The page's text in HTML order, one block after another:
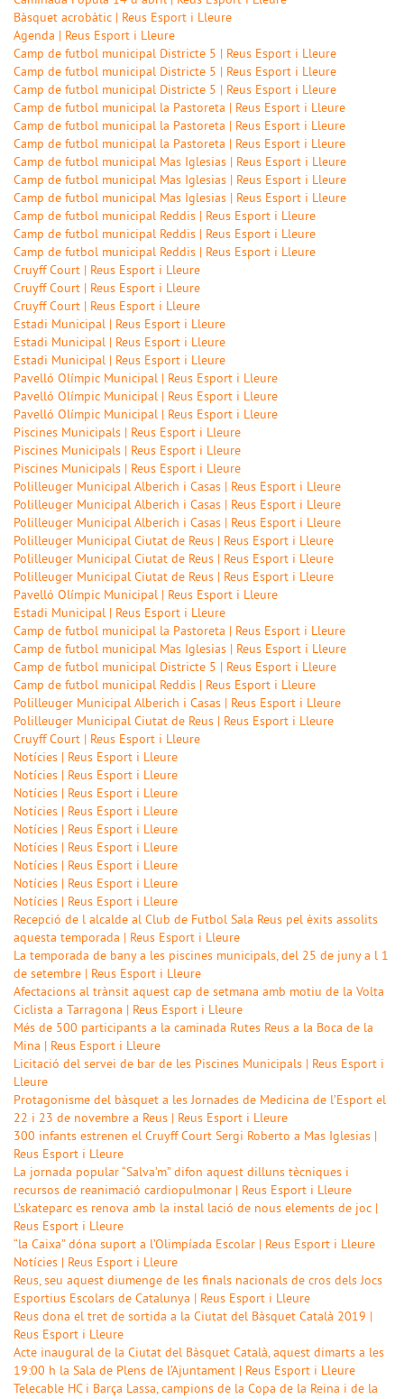
Bàsquet acrobàtic | Reus Esport i Lleure
Agenda | Reus Esport i Lleure
Camp de futbol municipal Districte 5 | Reus Esport i Lleure
Camp de futbol municipal Districte 5 | Reus Esport i Lleure
Camp de futbol municipal Districte 5 | Reus Esport i Lleure
Camp de futbol municipal la Pastoreta | Reus Esport i Lleure
Camp de futbol municipal la Pastoreta | Reus Esport i Lleure
Camp de futbol municipal la Pastoreta | Reus Esport i Lleure
Camp de futbol municipal Mas Iglesias | Reus Esport i Lleure
Camp de futbol municipal Mas Iglesias | Reus Esport i Lleure
Camp de futbol municipal Mas Iglesias | Reus Esport i Lleure
Camp de futbol municipal Reddis | Reus Esport i Lleure
Camp de futbol municipal Reddis | Reus Esport i Lleure
Camp de futbol municipal Reddis | Reus Esport i Lleure
Cruyff Court | Reus Esport i Lleure
Cruyff Court | Reus Esport i Lleure
Cruyff Court | Reus Esport i Lleure
Estadi Municipal | Reus Esport i Lleure
Estadi Municipal | Reus Esport i Lleure
Estadi Municipal | Reus Esport i Lleure
Pavelló Olímpic Municipal | Reus Esport i Lleure
Pavelló Olímpic Municipal | Reus Esport i Lleure
Pavelló Olímpic Municipal | Reus Esport i Lleure
Piscines Municipals | Reus Esport i Lleure
Piscines Municipals | Reus Esport i Lleure
Piscines Municipals | Reus Esport i Lleure
Polilleuger Municipal Alberich i Casas | Reus Esport i Lleure
Polilleuger Municipal Alberich i Casas | Reus Esport i Lleure
Polilleuger Municipal Alberich i Casas | Reus Esport i Lleure
Polilleuger Municipal Ciutat de Reus | Reus Esport i Lleure
Polilleuger Municipal Ciutat de Reus | Reus Esport i Lleure
Polilleuger Municipal Ciutat de Reus | Reus Esport i Lleure
Pavelló Olímpic Municipal | Reus Esport i Lleure
Estadi Municipal | Reus Esport i Lleure
Camp de futbol municipal la Pastoreta | Reus Esport i Lleure
Camp de futbol municipal Mas Iglesias | Reus Esport i Lleure
Camp de futbol municipal Districte 5 | Reus Esport i Lleure
Camp de futbol municipal Reddis | Reus Esport i Lleure
Polilleuger Municipal Alberich i Casas | Reus Esport i Lleure
Polilleuger Municipal Ciutat de Reus | Reus Esport i Lleure
Cruyff Court | Reus Esport i Lleure
Notícies | Reus Esport i Lleure
Notícies | Reus Esport i Lleure
Notícies | Reus Esport i Lleure
Notícies | Reus Esport i Lleure
Notícies | Reus Esport i Lleure
Notícies | Reus Esport i Lleure
Notícies | Reus Esport i Lleure
Notícies | Reus Esport i Lleure
Notícies | Reus Esport i Lleure
Recepció de l alcalde al Club de Futbol Sala Reus pel èxits assolits
aquesta temporada | Reus Esport i Lleure
La temporada de bany a les piscines municipals, del 25 de juny a l 1
de setembre | Reus Esport i Lleure
Afectacions al trànsit aquest cap de setmana amb motiu de la Volta
Ciclista a Tarragona | Reus Esport i Lleure
Més de 500 participants a la caminada Rutes Reus a la Boca de la
Mina | Reus Esport i Lleure
Licitació del servei de bar de les Piscines Municipals | Reus Esport i
Lleure
Protagonisme del bàsquet a les Jornades de Medicina de l’Esport el
22 i 23 de novembre a Reus | Reus Esport i Lleure
300 infants estrenen el Cruyff Court Sergi Roberto a Mas Iglesias |
Reus Esport i Lleure
La jornada popular “Salva’m” difon aquest dilluns tècniques i
recursos de reanimació cardiopulmonar | Reus Esport i Lleure
L’skateparc es renova amb la instal lació de nous elements de joc |
Reus Esport i Lleure
“la Caixa” dóna suport a l’Olimpíada Escolar | Reus Esport i Lleure
Notícies | Reus Esport i Lleure
Reus, seu aquest diumenge de les finals nacionals de cros dels Jocs
Esportius Escolars de Catalunya | Reus Esport i Lleure
Reus dona el tret de sortida a la Ciutat del Bàsquet Català 2019 |
Reus Esport i Lleure
Acte inaugural de la Ciutat del Bàsquet Català, aquest dimarts a les
19:00 h la Sala de Plens de l’Ajuntament | Reus Esport i Lleure
Telecable HC i Barça Lassa, campions de la Copa de la Reina i de la